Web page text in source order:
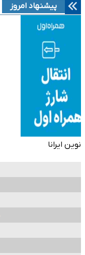
پیشنهاد امروز
نوین ایرانا